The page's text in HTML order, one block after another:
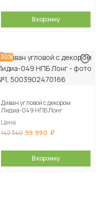
В корзину
Диван угловой с декором
Лидиа-049 НПБ Лонг
Цена
142 340 99 990
В корзину